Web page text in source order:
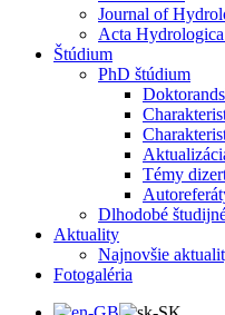
Journal of
Acta
Štúdium
PhD štúdium
Témy
Dlhodobé
Aktuality
Najnovšie
Fotogaléria